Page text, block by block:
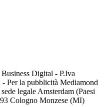
Digital - P.Iva
Per la pubblicità Mediamond
legale Amsterdam (Paesi
Cologno Monzese (MI)